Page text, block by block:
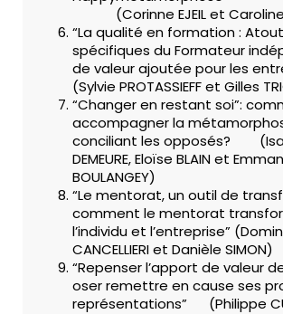
(Corinne EJEIL et Caroline
“La qualité en formation :
spécifiques du Formateur
de valeur ajoutée pour les
(Sylvie PROTASSIEFF et Gilles
“Changer en restant soi”:
accompagner la
conciliant les opposés?
DEMEURE, Eloïse BLAIN et
BOULANGEY)
“Le mentorat, un outil de
comment le mentorat
l’individu et l’entreprise”
CANCELLIERI et Danièle SIMON)
“Repenser l’apport de valeur
oser remettre en cause ses
représentations” (Philippe